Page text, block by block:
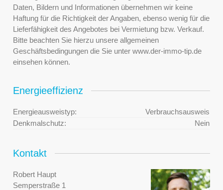
Daten, Bildern und Informationen übernehmen wir keine
Haftung für die Richtigkeit der Angaben, ebenso wenig für die
Lieferfähigkeit des Angebotes bei Vermietung bzw. Verkauf.
Bitte beachten Sie hierzu unsere allgemeinen
Geschäftsbedingungen die Sie unter www.der-immo-tip.de
einsehen können.
Energieeffizienz
Energieausweistyp:
Verbrauchsausweis
Denkmalschutz:
Nein
Kontakt
Robert Haupt
Semperstraße 1